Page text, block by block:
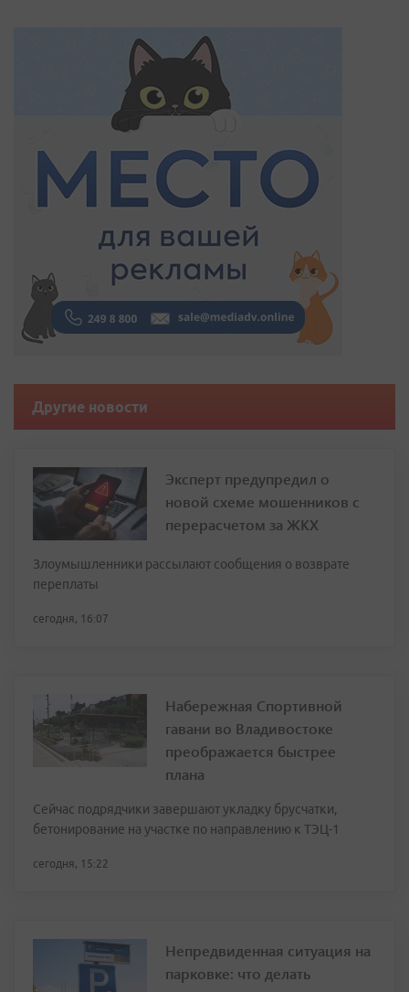
Другие новости
Эксперт предупредил о
новой схеме мошенников с
перерасчетом за ЖКХ
Злоумышленники рассылают сообщения о возврате
переплаты
сегодня, 16:07
Набережная Спортивной
гавани во Владивостоке
преображается быстрее
плана
Сейчас подрядчики завершают укладку брусчатки,
бетонирование на участке по направлению к ТЭЦ-1
сегодня, 15:22
Непредвиденная ситуация на
парковке: что делать